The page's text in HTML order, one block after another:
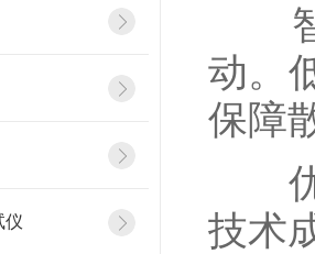
仪
智
动。
保障
优
技术